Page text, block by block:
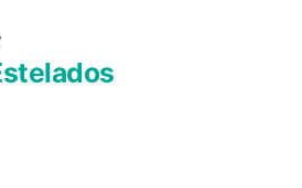
Post
anterior: